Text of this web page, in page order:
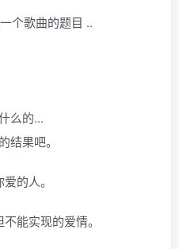
个歌曲的题目 ..
么的...
结果吧。
的人。
能实现的爱情。